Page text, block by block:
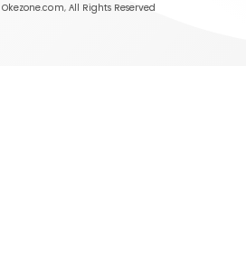
Okezone.com, All Rights Reserved